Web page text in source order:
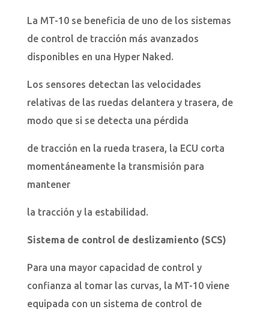
La MT-10 se beneficia de uno de los sistemas
de control de tracción más avanzados
disponibles en una Hyper Naked.
Los sensores detectan las velocidades
relativas de las ruedas delantera y trasera, de
modo que si se detecta una pérdida
de tracción en la rueda trasera, la ECU corta
momentáneamente la transmisión para
mantener
la tracción y la estabilidad.
Sistema de control de deslizamiento (SCS)
Para una mayor capacidad de control y
confianza al tomar las curvas, la MT-10 viene
equipada con un sistema de control de